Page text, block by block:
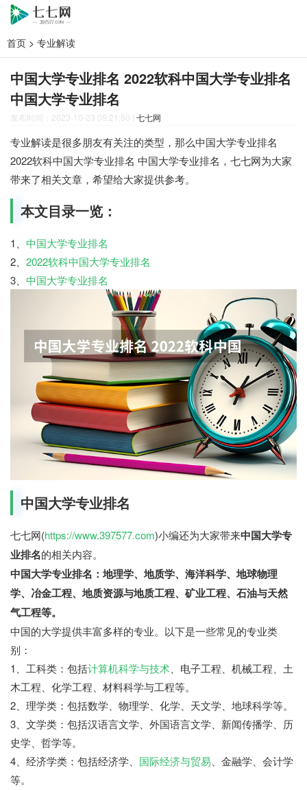
首页 > 专业解读
中国大学专业排名 2022软科中国大学专业排名
中国大学专业排名
发布时间：2023-10-23 05:21:50 | 七七网
专业解读是很多朋友有关注的类型，那么中国大学专业排名
2022软科中国大学专业排名 中国大学专业排名，七七网为大家
带来了相关文章，希望给大家提供参考。
本文目录一览：
1、 中国大学专业排名
2、 2022软科中国大学专业排名
3、 中国大学专业排名
中国大学专业排名
七七网(https://www.397577.com)小编还为大家带来中国大学专
业排名的相关内容。
中国大学专业排名：地理学、地质学、海洋科学、地球物理
学、冶金工程、地质资源与地质工程、矿业工程、石油与天然
气工程等。
中国的大学提供丰富多样的专业。以下是一些常见的专业类
别：
1、工科类：包括计算机科学与技术、电子工程、机械工程、土
木工程、化学工程、材料科学与工程等。
2、理学类：包括数学、物理学、化学、天文学、地球科学等。
3、文学类：包括汉语言文学、外国语言文学、新闻传播学、历
史学、哲学等。
4、经济学类：包括经济学、 国际经济与贸易、金融学、会计学
等。